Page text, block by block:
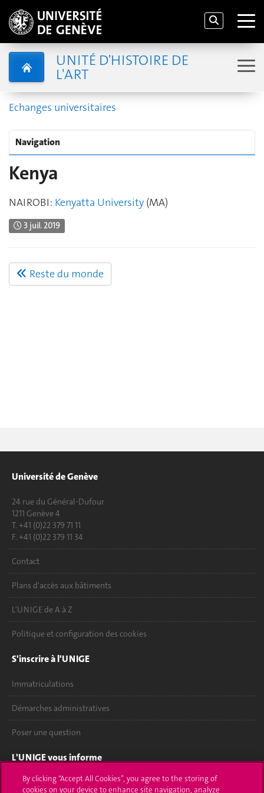
UNITÉ D'HISTOIRE DE
L'ART
Echanges universitaires
Navigation
Kenya
NAIROBI: Kenyatta University (MA)
3 juil. 2019
Reste du monde
Université de Genève
24 rue du Général-Dufour
1211 Genève 4
T. +41 (0)22 379 71 11
F. +41 (0)22 379 11 34
Contact
Plans d'accès aux bâtiments
L'UNIGE de A à Z
Politique et configuration des cookies
S'inscrire à l'UNIGE
Immatriculations
Démarches administratives
Poser une question
L'UNIGE vous informe
UNIGE Mobile
By clicking “Accept All Cookies”, you agree to the storing of
cookies on your device to enhance site navigation, analyze